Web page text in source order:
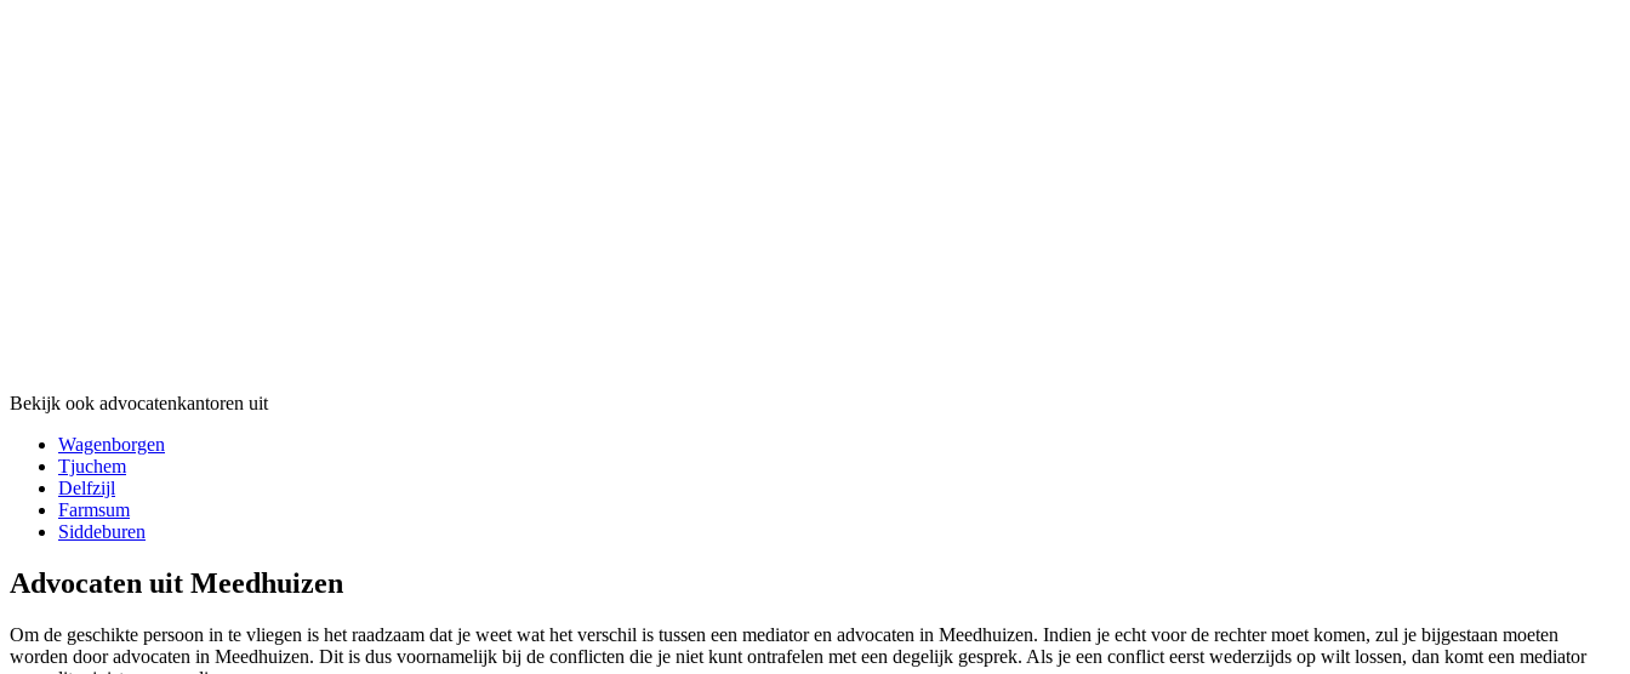
Bekijk ook advocatenkantoren uit
Wagenborgen
Tjuchem
Delfzijl
Farmsum
Siddeburen
Advocaten uit Meedhuizen
Om de geschikte persoon in te vliegen is het raadzaam dat je weet wat het verschil is tussen een mediator en advocaten in Meedhuizen. Indien je echt voor de rechter moet komen, zul je bijgestaan moeten
worden door advocaten in Meedhuizen. Dit is dus voornamelijk bij de conflicten die je niet kunt ontrafelen met een degelijk gesprek. Als je een conflict eerst wederzijds op wilt lossen, dan komt een mediator